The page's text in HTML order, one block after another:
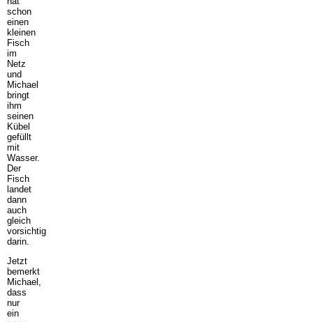
schon
einen
kleinen
Fisch
im
Netz
und
Michael
bringt
ihm
seinen
Kübel
gefüllt
mit
Wasser.
Der
Fisch
landet
dann
auch
gleich
vorsichtig
darin.
Jetzt
bemerkt
Michael,
dass
nur
ein